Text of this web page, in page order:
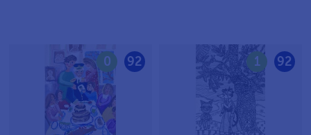
92
0 92
1